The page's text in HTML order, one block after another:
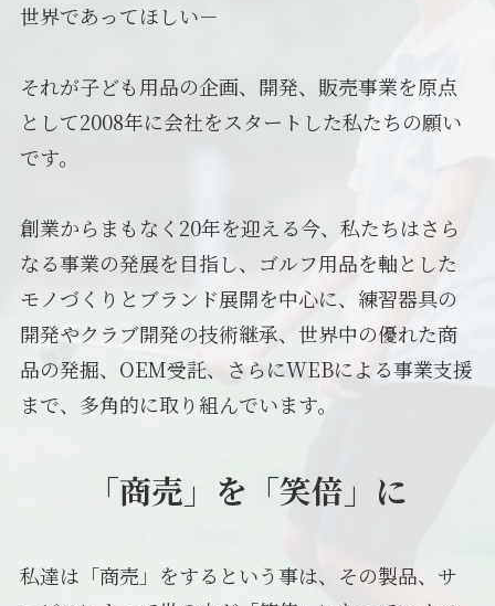
世界であってほしい－
それが子ども用品の企画、開発、販売事業を原点
として2008年に会社をスタートした私たちの願い
です。
創業からまもなく20年を迎える今、私たちはさら
なる事業の発展を目指し、ゴルフ用品を軸とした
モノづくりとブランド展開を中心に、練習器具の
開発やクラブ開発の技術継承、世界中の優れた商
品の発掘、OEM受託、さらにWEBによる事業支援
まで、多角的に取り組んでいます。
「商売」を「笑倍」に
私達は「商売」をするという事は、その製品、サ